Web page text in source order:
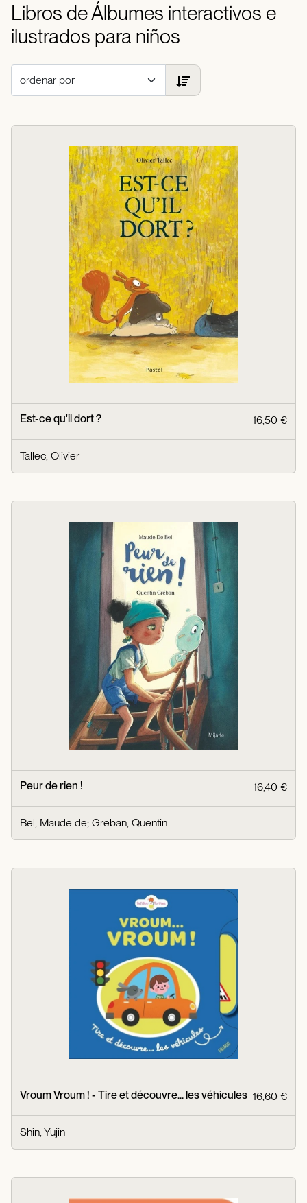
Libros de Álbumes interactivos e
ilustrados para niños
Est-ce qu'il dort ? 16,50 €
Tallec, Olivier
Peur de rien ! 16,40 €
Bel, Maude de; Greban, Quentin
Vroum Vroum ! - Tire et découvre... les véhicules 16,60 €
Shin, Yujin